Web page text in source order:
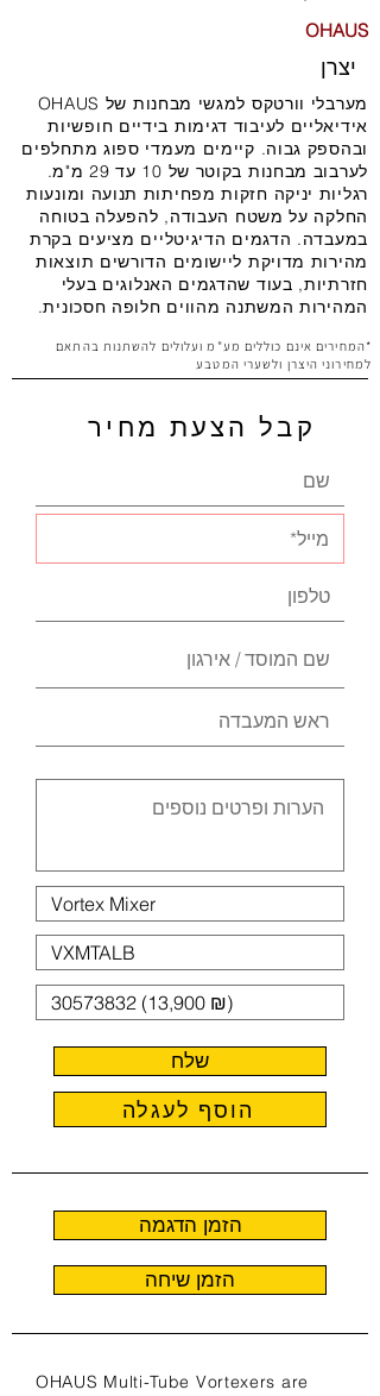
OHAUS
יצרן
מערבלי וורטקס למגשי מבחנות של OHAUS
אידיאליים לעיבוד דגימות בידיים חופשיות
ובהספק גבוה. קיימים מעמדי ספוג מתחלפים
לערבוב מבחנות בקוטר של 10 עד 29 מ"מ.
רגליות יניקה חזקות מפחיתות תנועה ומונעות
החלקה על משטח העבודה, להפעלה בטוחה
במעבדה. הדגמים הדיגיטליים מציעים בקרת
מהירות מדויקת ליישומים הדורשים תוצאות
חזרתיות, בעוד שהדגמים האנלוגים בעלי
המהירות המשתנה מהווים חלופה חסכונית.
*המחירים אינם כוללים מע"מ ועלולים להשתנות בהתאם
למחירוני היצרן ולשערי המטבע
קבל הצעת מחיר
שלח
הוסף לעגלה
הזמן הדגמה
הזמן שיחה
OHAUS Multi-Tube Vortexers are